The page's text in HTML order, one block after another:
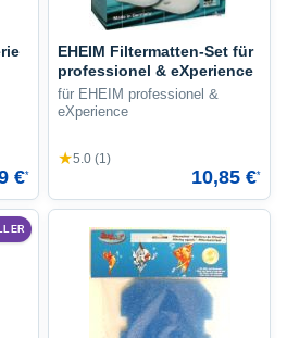
€*
EHEIM Filtermatten-Set für
professionel & eXperience
für EHEIM professionel &
eXperience
★5.0 (1)
10,85 €*